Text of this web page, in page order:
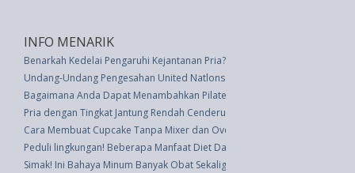
INFO MENARIK
Benarkah Kedelai Pengaruhi Kejantanan Pria?
Undang-Undang Pengesahan United Natlons Convention Against
Bagaimana Anda Dapat Menambahkan Pilates ke Latihan Anda
Pria dengan Tingkat Jantung Rendah Cenderung Stalking Wanita
Cara Membuat Cupcake Tanpa Mixer dan Oven
Peduli lingkungan! Beberapa Manfaat Diet Daun
Simak! Ini Bahaya Minum Banyak Obat Sekaligus